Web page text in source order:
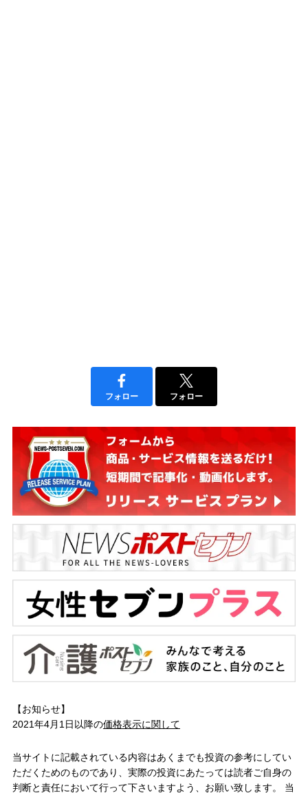
フォロー フォロー
【お知らせ】
2021年4月1日以降の価格表示に関して
当サイトに記載されている内容はあくまでも投資の参考にしてい
ただくためのものであり、実際の投資にあたっては読者ご自身の
判断と責任において行って下さいますよう、お願い致します。 当